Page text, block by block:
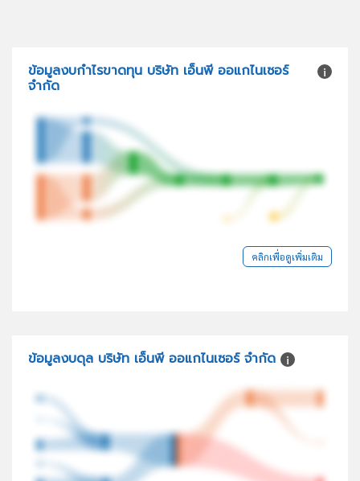
ข้อมูลงบกำไรขาดทุน บริษัท เอ็นพี ออแกไนเซอร์
จำกัด
คลิกเพื่อดูเพิ่มเติม
ข้อมูลงบดุล บริษัท เอ็นพี ออแกไนเซอร์ จำกัด